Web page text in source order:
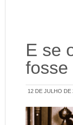
E se
fosse
12 DE JULHO DE